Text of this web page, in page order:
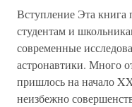
Вступление Эта
студентам и
современные
астронавтики. Много
пришлось на начало
неизбежно